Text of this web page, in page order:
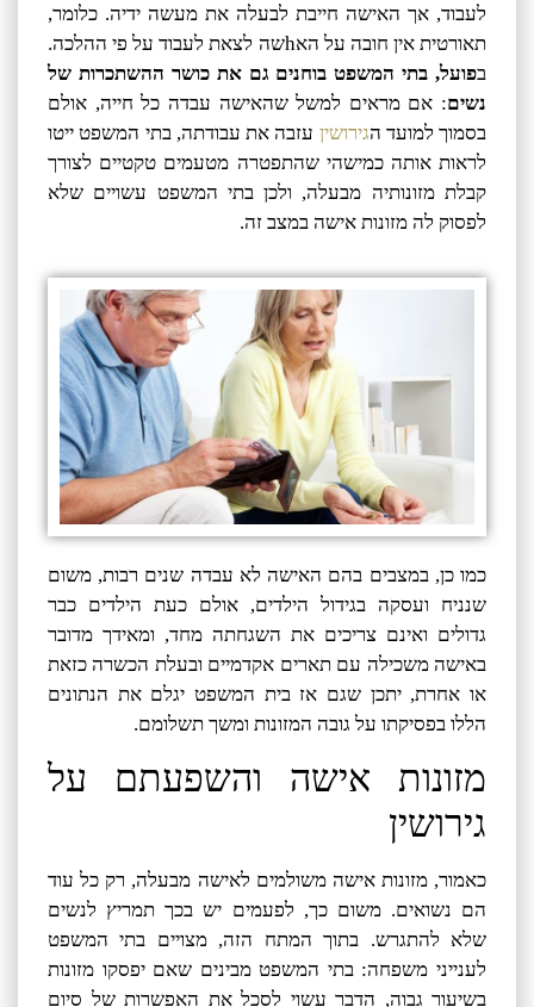
לעבוד, אך האישה חייבת לבעלה את מעשה ידיה. כלומר,
תאורטית אין חובה על האhשה לצאת לעבוד על פי ההלכה.
בפועל, בתי המשפט בוחנים גם את כושר ההשתכרות של
נשים: אם מראים למשל שהאישה עבדה כל חייה, אולם
בסמוך למועד הגירושין עזבה את עבודתה, בתי המשפט ייטו
לראות אותה כמישהי שהתפטרה מטעמים טקטיים לצורך
קבלת מזונותיה מבעלה, ולכן בתי המשפט עשויים שלא
לפסוק לה מזונות אישה במצב זה.
כמו כן, במצבים בהם האישה לא עבדה שנים רבות, משום
שנניח ועסקה בגידול הילדים, אולם כעת הילדים כבר
גדולים ואינם צריכים את השגחתה מחד, ומאידך מדובר
באישה משכילה עם תארים אקדמיים ובעלת הכשרה כזאת
או אחרת, יתכן שגם אז בית המשפט יגלם את הנתונים
הללו בפסיקתו על גובה המזונות ומשך תשלומם.
מזונות אישה והשפעתם על
גירושין
כאמור, מזונות אישה משולמים לאישה מבעלה, רק כל עוד
הם נשואים. משום כך, לפעמים יש בכך תמריץ לנשים
שלא להתגרש. בתוך המתח הזה, מצויים בתי המשפט
לענייני משפחה: בתי המשפט מבינים שאם יפסקו מזונות
בשיעור גבוה, הדבר עשוי לסכל את האפשרות של סיום